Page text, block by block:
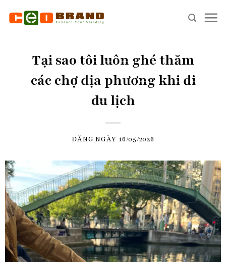
Tại sao tôi luôn ghé thăm
các chợ địa phương khi đi
du lịch
ĐĂNG NGÀY 16/05/2026